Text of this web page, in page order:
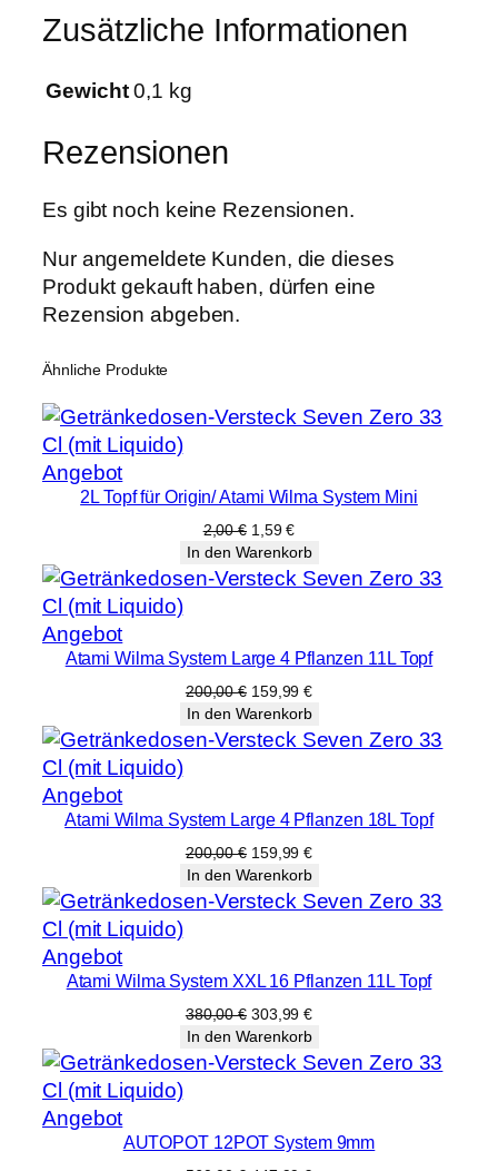
e
n
e
Zusätzliche Informationen
Gewicht 0,1 kg
Rezensionen
Es gibt noch keine Rezensionen.
Nur angemeldete Kunden, die dieses
Produkt gekauft haben, dürfen eine
Rezension abgeben.
Ähnliche Produkte
AngebotProdukt
im
2L Topf für Origin/ Atami Wilma System Mini
2,00€ Ursprünglicher
Preis
war:
2,00 €
1,59€Aktueller
Preis
ist:
1,59 €.
In den Warenkorb
AngebotProdukt
im
Angebot
Atami Wilma System Large 4 Pflanzen 11L Topf
200,00€ Ursprünglicher
Preis
war:
200,00 €
159,99€Aktueller
Preis
ist:
159,99 €.
In den Warenkorb
AngebotProdukt
im
Angebot
Atami Wilma System Large 4 Pflanzen 18L Topf
200,00€ Ursprünglicher
Preis
war:
200,00 €
159,99€Aktueller
Preis
ist:
159,99 €.
In den Warenkorb
AngebotProdukt
im
Angebot
Atami Wilma System XXL 16 Pflanzen 11L Topf
380,00€ Ursprünglicher
Preis
war:
380,00 €
303,99€Aktueller
Preis
ist:
303,99 €.
In den Warenkorb
AngebotProdukt
im
AUTOPOT 12POT System 9mm